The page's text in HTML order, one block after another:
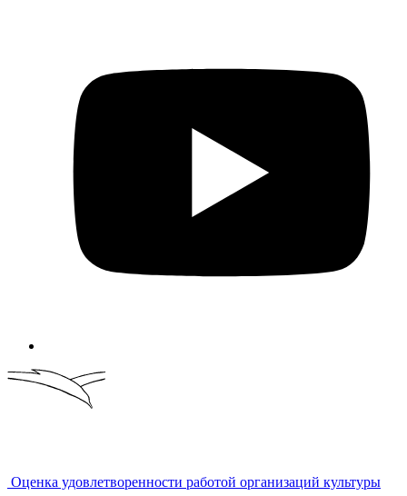
Оценка удовлетворенности работой организаций культуры